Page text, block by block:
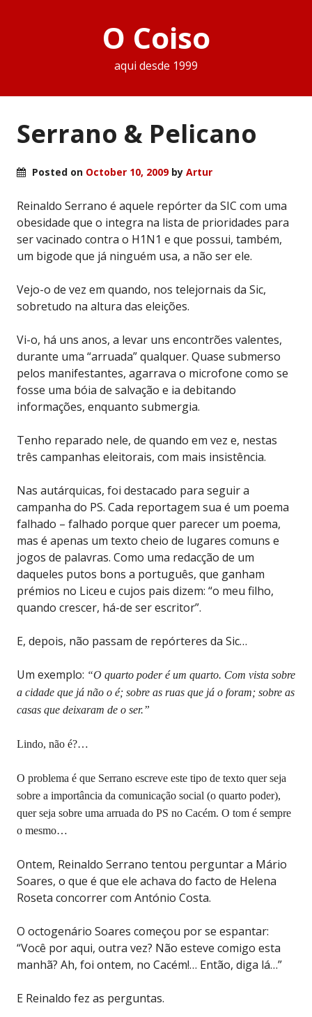
O Coiso
aqui desde 1999
Serrano & Pelicano
Posted on October 10, 2009by Artur
Reinaldo Serrano é aquele repórter da SIC com uma
obesidade que o integra na lista de prioridades para
ser vacinado contra o H1N1 e que possui, também,
um bigode que já ninguém usa, a não ser ele.
Vejo-o de vez em quando, nos telejornais da Sic,
sobretudo na altura das eleições.
Vi-o, há uns anos, a levar uns encontrões valentes,
durante uma “arruada” qualquer. Quase submerso
pelos manifestantes, agarrava o microfone como se
fosse uma bóia de salvação e ia debitando
informações, enquanto submergia.
Tenho reparado nele, de quando em vez e, nestas
três campanhas eleitorais, com mais insistência.
Nas autárquicas, foi destacado para seguir a
campanha do PS. Cada reportagem sua é um poema
falhado – falhado porque quer parecer um poema,
mas é apenas um texto cheio de lugares comuns e
jogos de palavras. Como uma redacção de um
daqueles putos bons a português, que ganham
prémios no Liceu e cujos pais dizem: “o meu filho,
quando crescer, há-de ser escritor”.
E, depois, não passam de repórteres da Sic…
Um exemplo: “O quarto poder é um quarto. Com vista sobre
a cidade que já não o é; sobre as ruas que já o foram; sobre as
casas que deixaram de o ser.”
Lindo, não é?…
O problema é que Serrano escreve este tipo de texto quer seja
sobre a importância da comunicação social (o quarto poder),
quer seja sobre uma arruada do PS no Cacém. O tom é sempre
o mesmo…
Ontem, Reinaldo Serrano tentou perguntar a Mário
Soares, o que é que ele achava do facto de Helena
Roseta concorrer com António Costa.
O octogenário Soares começou por se espantar:
“Você por aqui, outra vez? Não esteve comigo esta
manhã? Ah, foi ontem, no Cacém!… Então, diga lá…”
E Reinaldo fez as perguntas.